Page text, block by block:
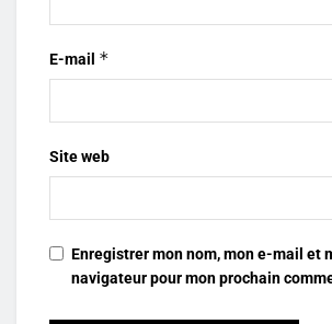
E-mail *
Site web
Enregistrer mon nom, mon e-mail et
navigateur pour mon prochain